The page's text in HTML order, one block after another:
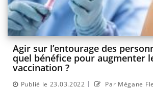
Agir sur l’entourage des
quel bénéfice pour augmenter
vaccination ?
Publié le 23.03.2022 | Par Mégane